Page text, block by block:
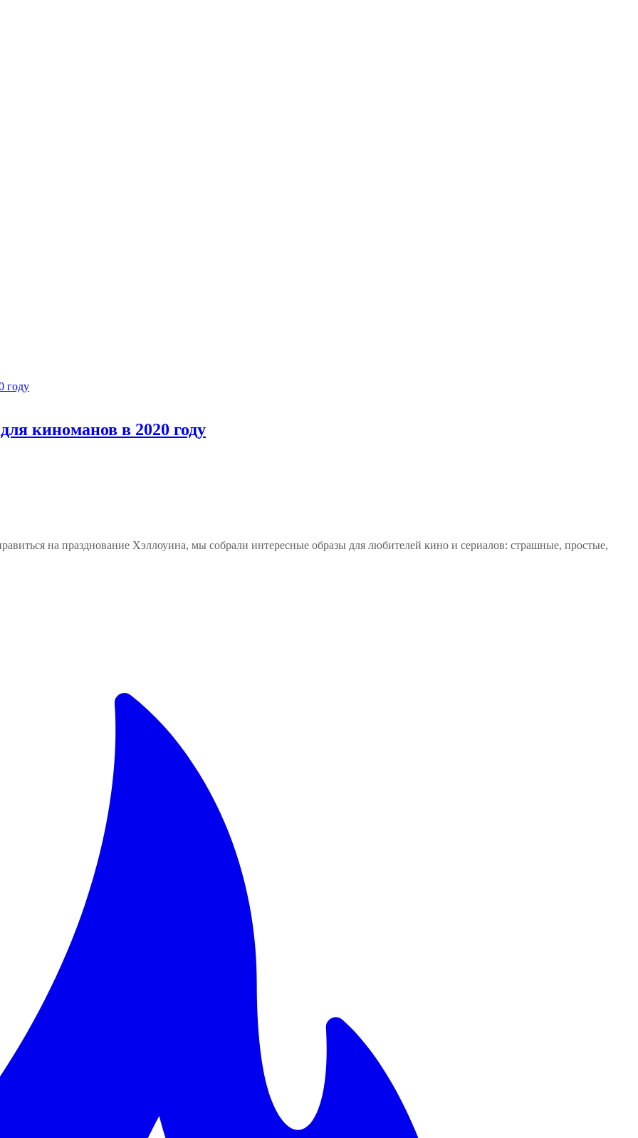
киноманов в 2020 году
на празднование Хэллоуина, мы собрали интересные образы для любителей кино и сериалов: страшные, простые,